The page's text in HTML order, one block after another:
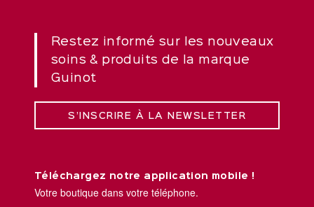
Restez informé sur les nouveaux
soins & produits de la marque
Guinot
S’INSCRIRE À LA NEWSLETTER
Téléchargez notre application mobile !
Votre boutique dans votre téléphone.